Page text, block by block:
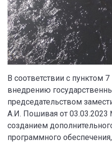
В соответствии с пунктом
внедрению
председательством
А.И. Пошивая от
созданием
программного